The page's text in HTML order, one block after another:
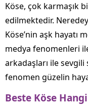
Köse, çok karmaşık
edilmektedir.
Köse’nin aşk hayatı
medya fenomenleri
arkadaşları ile sevgili
fenomen güzelin
Beste Köse